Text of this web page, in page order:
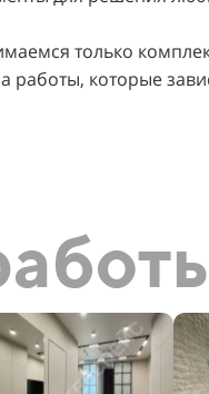
только
работы, которые